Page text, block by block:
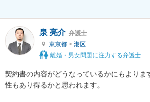
泉 亮介 弁護士
東京都 > 港区
離婚・男女問題に注力する弁護士
契約書の内容がどうなっているかにもよりま
性もあり得るかと思われます。